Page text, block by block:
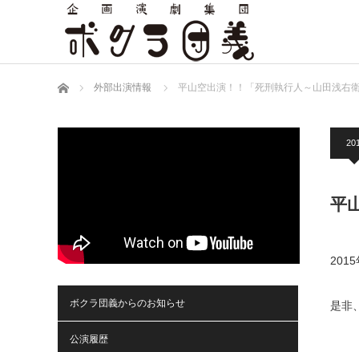
ホーム 外部出演情報 平山空出演！！「死刑執行人～山田浅右
平
2015
是非
ボクラ団義からのお知らせ
公演履歴